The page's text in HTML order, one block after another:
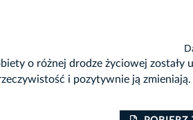
o różnej drodze życiowej zostały
i pozytywnie ją